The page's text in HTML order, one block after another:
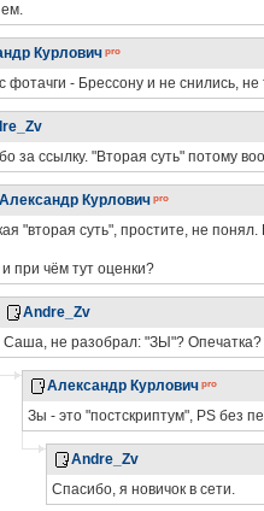
Курлович
фотачги - Брессону и не снились,
за ссылку. "Вторая суть" потому
Александр Курлович
"вторая суть", простите, не
при чём тут оценки?
Andre_Zv
Саша, не разобрал: "ЗЫ"? Опечатка?
Александр Курлович
Зы - это "постскриптум", PS без
Andre_Zv
Спасибо, я новичок в сети.